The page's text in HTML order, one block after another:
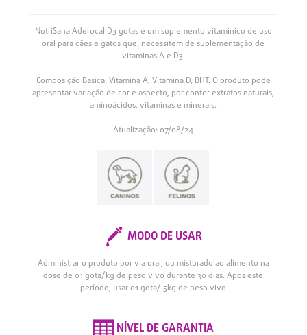
NutriSana Aderocal D3 gotas é um suplemento vitaminico de uso
oral para cães e gatos que, necessitem de suplementação de
vitaminas A e D3.
Composição Básica: Vitamina A, Vitamina D, BHT. O produto pode
apresentar variação de cor e aspecto, por conter extratos naturais,
aminoácidos, vitaminas e minerais.
Atualização: 07/08/24
MODO DE USAR
Administrar o produto por via oral, ou misturado ao alimento na
dose de 01 gota/kg de peso vivo durante 30 dias. Após este
período, usar 01 gota/ 5kg de peso vivo
NÍVEL DE GARANTIA